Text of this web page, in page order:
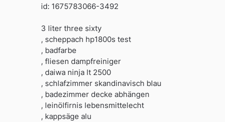
id: 1675783066-3492
3 liter three sixty
, scheppach hp1800s test
, badfarbe
, fliesen dampfreiniger
, daiwa ninja lt 2500
, schlafzimmer skandinavisch blau
, badezimmer decke abhängen
, leinölfirnis lebensmittelecht
, kappsäge alu